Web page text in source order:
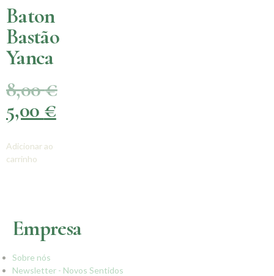
Baton
Bastão
Yanca
8,00€
5,00 €
Adicionar ao
carrinho
Empresa
Sobre nós
Newsletter - Novos Sentidos